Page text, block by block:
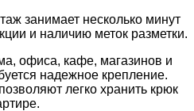
занимает несколько минут
и наличию меток разметки.
офиса, кафе, магазинов и
надежное крепление.
легко хранить крюк